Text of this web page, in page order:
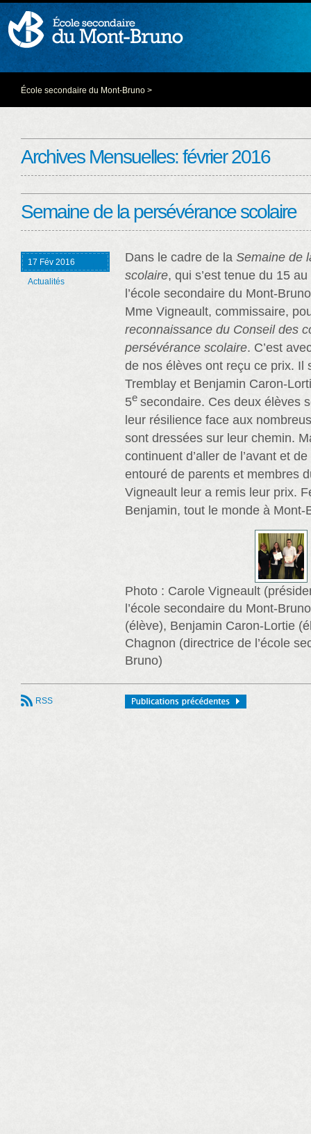
École secondaire du Mont-Bruno >
Archives Mensuelles:février 2016
Semaine de la persévérance scolaire
17 Fév 2016
Actualités
Dans le cadre de la Semaine de
scolaire, qui s’est tenue du 15
l’école secondaire du Mont-
Mme Vigneault, commissaire,
reconnaissance du Conseil des
persévérance scolaire. C’est
de nos élèves ont reçu ce prix. Il
Tremblay et Benjamin Caron-
5e secondaire. Ces deux élèves
leur résilience face aux
sont dressées sur leur chemin.
continuent d’aller de l’avant et
entouré de parents et membres
Vigneault leur a remis leur prix.
Benjamin, tout le monde à Mont-
Photo : Carole Vigneault
l’école secondaire du Mont-
(élève), Benjamin Caron-Lortie
Chagnon (directrice de l’école
Bruno)
RSS